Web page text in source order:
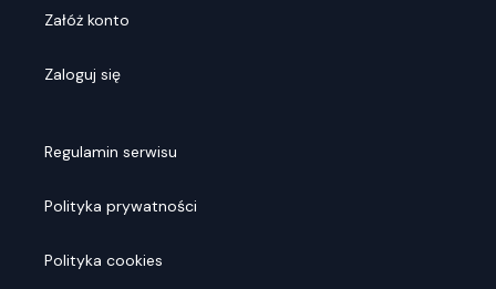
Załóż konto
Zaloguj się
Regulamin serwisu
Polityka prywatności
Polityka cookies